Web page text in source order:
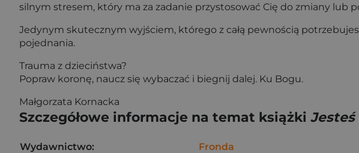
silnym stresem, który ma za zadanie przystosować Cię do zmiany lub
Jedynym skutecznym wyjściem, którego z całą pewnością
pojednania.
Trauma z dzieciństwa?
Popraw koronę, naucz się wybaczać i biegnij dalej. Ku Bogu.
Małgorzata Kornacka
Szczegółowe informacje na temat książki Jesteś
Wydawnictwo: Fronda